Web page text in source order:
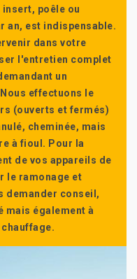
poêle ou
an, est indispensable.
dans votre
l'entretien complet
un
effectuons le
(ouverts et fermés)
cheminée, mais
à fioul. Pour la
de vos appareils de
le ramonage et
demander conseil,
mais également à
chauffage.